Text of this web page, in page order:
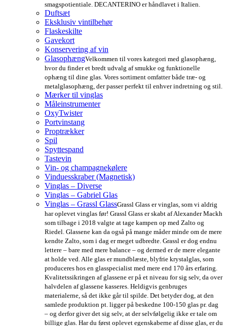
smagspotientiale. DECANTERINO er håndlavet i Italien.
Duftsæt
Eksklusiv vintilbehør
Flaskeskilte
Gavekort
Konservering af vin
GlasophængVelkommen til vores kategori med glasophæng,
hvor du finder et bredt udvalg af smukke og funktionelle
ophæng til dine glas. Vores sortiment omfatter både træ- og
metalglasophæng, der passer perfekt til enhver indretning og stil.
Mærker til vinglas
Måleinstrumenter
OxyTwister
Portvinstang
Proptrækker
Spil
Spyttespand
Tastevin
Vin- og champagnekølere
Vinduesskraber (Magnetisk)
Vinglas – Diverse
Vinglas – Gabriel Glas
Vinglas – Grassl GlassGrassl Glass er vinglas, som vi aldrig
har oplevet vinglas før! Grassl Glass er skabt af Alexander Mackh
som tilbage i 2018 valgte at tage kampen op med Zalto og
Riedel. Glassene kan da også på mange måder minde om de mere
kendte Zalto, som i dag er meget udbredte. Grassl er dog endnu
lettere – bare med mere balance – og dermed er de mere elegante
at holde ved. Alle glas er mundblæste, blyfrie krystalglas, som
produceres hos en glasspecialist med mere end 170 års erfaring.
Kvalitetssikringen af glassene er på et niveau for sig selv, da over
halvdelen af glassene kasseres. Heldigvis genbruges
materialerne, så det ikke går til spilde. Det betyder dog, at den
samlede produktion pt. ligger på beskedne 100-150 glas pr. dag
– og derfor giver det sig selv, at der selvfølgelig ikke er tale om
billige glas. Har du først oplevet egenskaberne af disse glas, er du